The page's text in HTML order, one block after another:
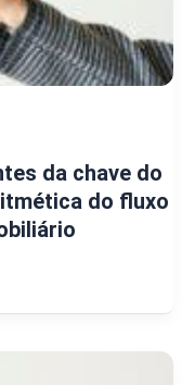
da chave do
do fluxo